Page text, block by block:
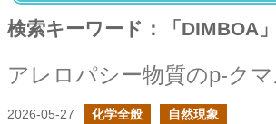
検索キーワード：「DIMBOA」
アレロパシー物質のp-ク
2026-05-27 化学全般 自然現象